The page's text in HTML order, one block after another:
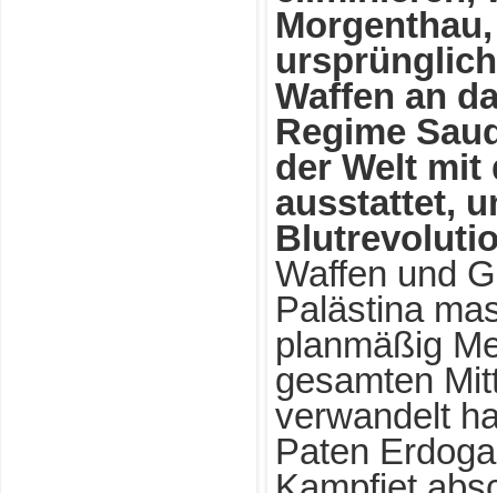
Waffen an
Regime
der Welt mit
ausstattet,
Waffen und
Palästina
planmäßig
gesamten
verwandelt
Paten